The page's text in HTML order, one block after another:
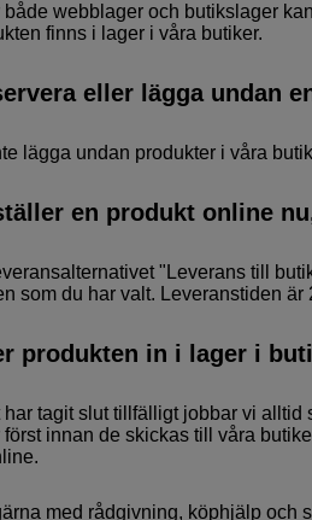
både webblager och butikslager
finns i lager i våra butiker.
eller lägga undan
lägga undan produkter i våra
en produkt online
"Leverans till
som du har valt. Leveranstiden är
produkten in i lager i
har tagit slut tillfälligt jobbar vi alltid
innan de skickas till våra
med rådgivning, köphjälp och